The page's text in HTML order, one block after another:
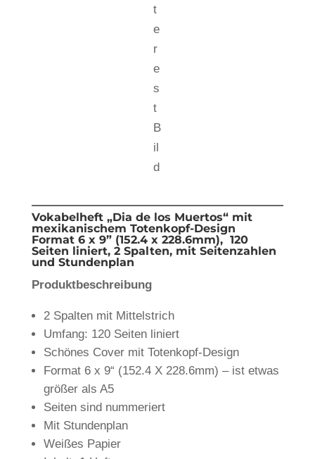
t
e
r
e
s
t
B
il
d
Vokabelheft „Dia de los Muertos“ mit
mexikanischem Totenkopf-Design
Format 6 x 9” (152.4 x 228.6mm), 120
Seiten liniert, 2 Spalten, mit Seitenzahlen
und Stundenplan
Produktbeschreibung
2 Spalten mit Mittelstrich
Umfang: 120 Seiten liniert
Schönes Cover mit Totenkopf-Design
Format 6 x 9“ (152.4 X 228.6mm) – ist etwas
größer als A5
Seiten sind nummeriert
Mit Stundenplan
Weißes Papier